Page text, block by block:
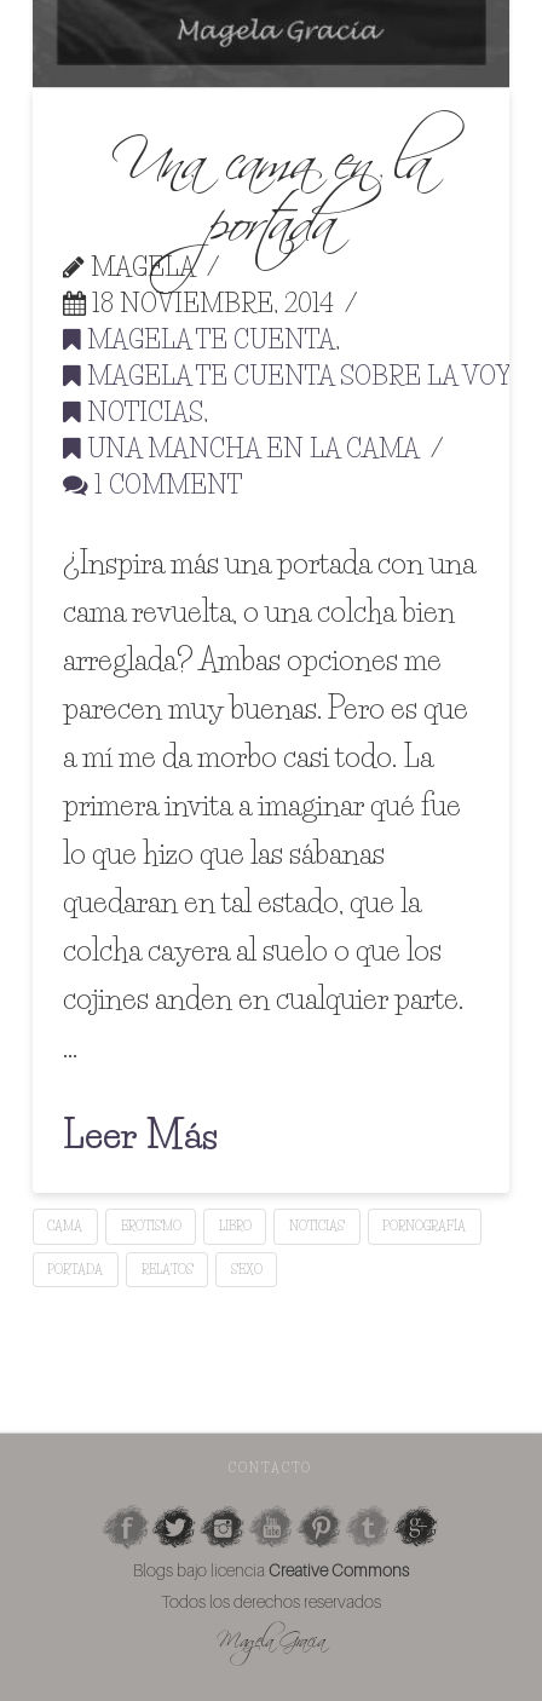
Una cama en la
portada
MAGELA
18 NOVIEMBRE, 2014
MAGELA TE CUENTA,
MAGELA TE CUENTA SOBRE LA
NOTICIAS,
UNA MANCHA EN LA CAMA
1 COMMENT
¿Inspira más una portada con una
cama revuelta, o una colcha bien
arreglada? Ambas opciones me
parecen muy buenas. Pero es que
a mí me da morbo casi todo. La
primera invita a imaginar qué fue
lo que hizo que las sábanas
quedaran en tal estado, que la
colcha cayera al suelo o que los
cojines anden en cualquier parte.
…
Leer Más
CAMA EROTISMO LIBRO NOTICIAS PORNOGRAFÍA
PORTADA RELATOS SEXO
CONTACTO
Blogs bajo licencia Creative Commons
Todos los derechos reservados
Magela Gracia